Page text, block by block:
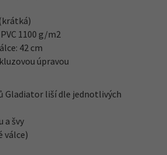
1100 g/m2
42 cm
úpravou
Gladiator liší dle jednotlivých
a švy
válce)